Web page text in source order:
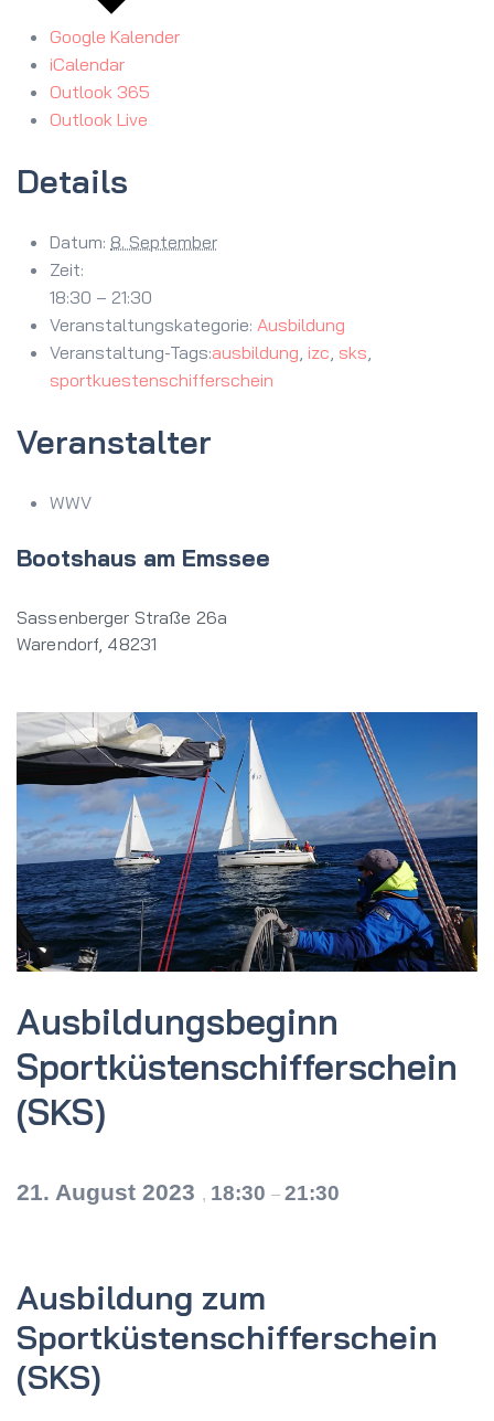
Google Kalender
iCalendar
Outlook 365
Outlook Live
Details
Datum: 8. September
Zeit:
18:30 – 21:30
Veranstaltungskategorie: Ausbildung
Veranstaltung-Tags:ausbildung, izc, sks,
sportkuestenschifferschein
Veranstalter
WWV
Bootshaus am Emssee
Sassenberger Straße 26a
Warendorf, 48231
Ausbildungs­beginn
Sportküsten­schifferschein
(SKS)
21. August 2023 , 18:30 – 21:30
Ausbildung zum
Sportküstenschifferschein
(SKS)